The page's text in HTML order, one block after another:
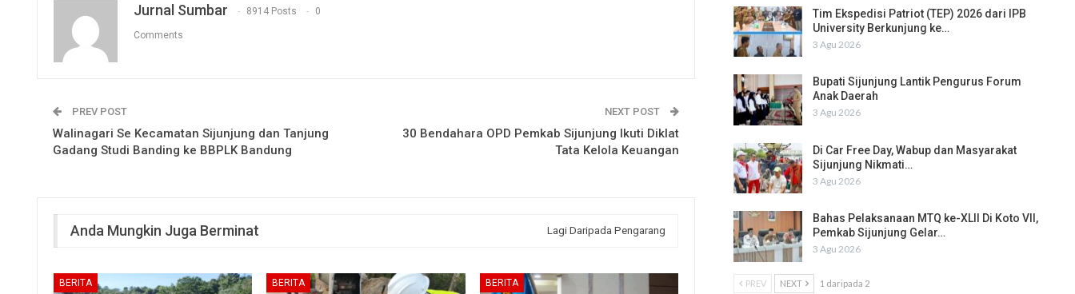
Jurnal Sumbar 8914 Posts 0
Comments
PREV POST
Walinagari Se Kecamatan Sijunjung dan Tanjung
Gadang Studi Banding ke BBPLK Bandung
NEXT POST
30 Bendahara OPD Pemkab Sijunjung Ikuti Diklat
Tata Kelola Keuangan
Anda Mungkin Juga Berminat Lagi Daripada Pengarang
BERITA BERITA BERITA
Tim Ekspedisi Patriot (TEP) 2026 dari IPB
University Berkunjung ke…
3 Agu 2026
Bupati Sijunjung Lantik Pengurus Forum
Anak Daerah
3 Agu 2026
Di Car Free Day, Wabup dan Masyarakat
Sijunjung Nikmati…
3 Agu 2026
Bahas Pelaksanaan MTQ ke-XLII Di Koto VII,
Pemkab Sijunjung Gelar…
3 Agu 2026
PREV NEXT 1 daripada 2